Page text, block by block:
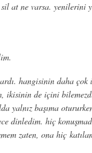
sil at ne varsa. yenilerini
hangisinin daha çok
ikisinin de içini
yalnız başıma
dinledim. hiç
zaten, ona hiç